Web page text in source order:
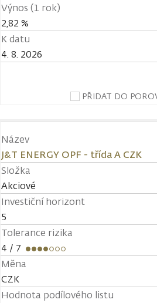
Výnos (1 rok)
2,82 %
K datu
4. 8. 2026
PŘIDAT DO
Název
J&T ENERGY OPF - třída A CZK
Složka
Akciové
Investiční horizont
5
Tolerance rizika
4 / 7
Měna
CZK
Hodnota podílového listu